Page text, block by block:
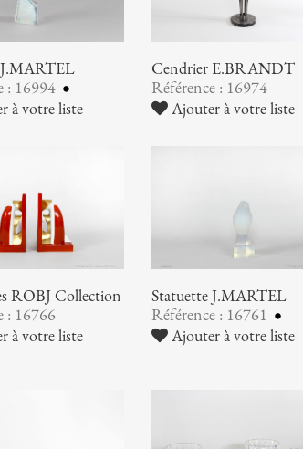
: 16994
à votre liste
Cendrier E.BRANDT
Référence : 16974
Ajouter à votre liste
ROBJ Collection
: 16766
à votre liste
Statuette J.MARTEL
Référence : 16761
Ajouter à votre liste